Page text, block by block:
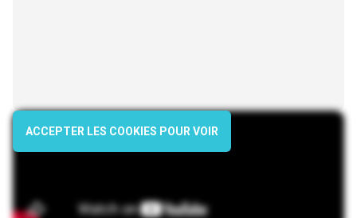
ACCEPTER LES COOKIES POUR VOIR